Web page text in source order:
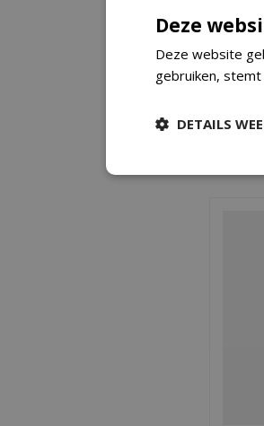
Deze
Deze website
gebruiken,
DETAILS